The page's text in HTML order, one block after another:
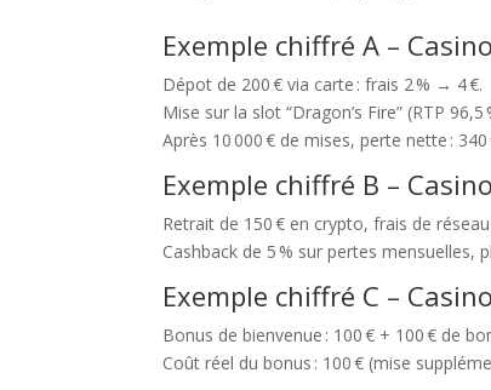
Exemple chiffré A –
Dépot de 200 € via carte : frais 2 % → 4 €.
Mise sur la slot “Dragon’s Fire” (RTP 96,5
Après 10 000 € de mises, perte nette :
Exemple chiffré B –
Retrait de 150 € en crypto, frais de
Cashback de 5 % sur pertes mensuelles,
Exemple chiffré C –
Bonus de bienvenue : 100 € + 100 € de
Coût réel du bonus : 100 € (mise